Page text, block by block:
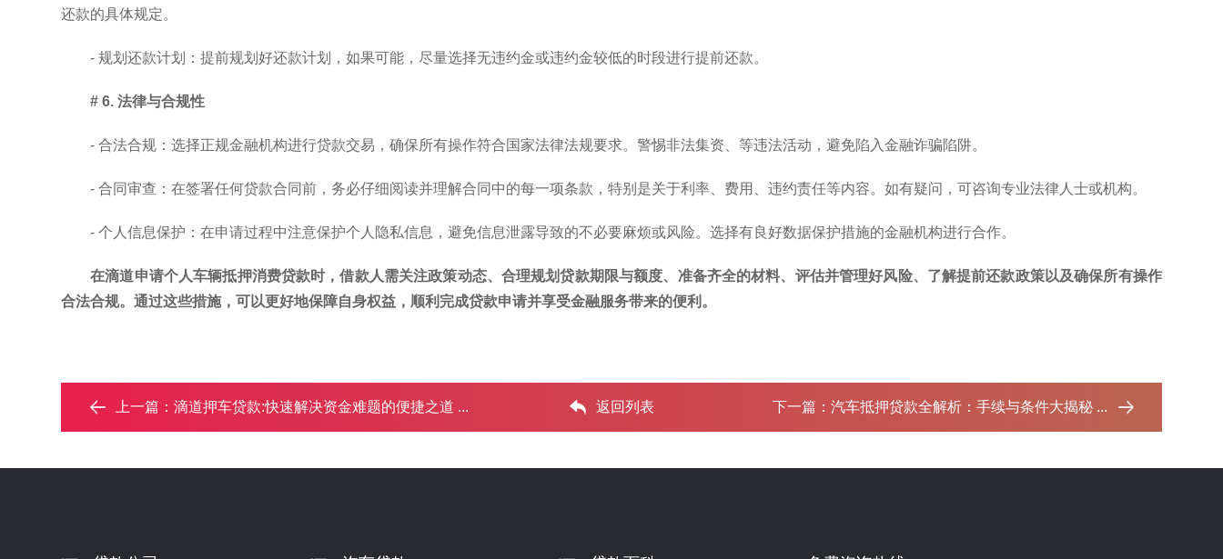
还款的具体规定。
- 规划还款计划：提前规划好还款计划，如果可能，尽量选择无违约金或违约金较低的时段进行提前还款。
# 6. 法律与合规性
- 合法合规：选择正规金融机构进行贷款交易，确保所有操作符合国家法律法规要求。警惕非法集资、等违法活动，避免陷入金融诈骗陷阱。
- 合同审查：在签署任何贷款合同前，务必仔细阅读并理解合同中的每一项条款，特别是关于利率、费用、违约责任等内容。如有疑问，可咨询专业法律人士或机构。
- 个人信息保护：在申请过程中注意保护个人隐私信息，避免信息泄露导致的不必要麻烦或风险。选择有良好数据保护措施的金融机构进行合作。
在滴道申请个人车辆抵押消费贷款时，借款人需关注政策动态、合理规划贷款期限与额度、准备齐全的材料、评估并管理好风险、了解提前还款政策以及确保所有操作
合法合规。通过这些措施，可以更好地保障自身权益，顺利完成贷款申请并享受金融服务带来的便利。
上一篇：滴道押车贷款:快速解决资金难题的便捷之道 ...‌ 返回列表 下一篇： 汽车抵押贷款全解析：手续与条件大揭秘 ...‌